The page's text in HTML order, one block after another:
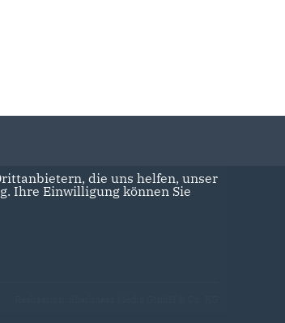
die uns helfen, unser
Ihre Einwilligung können Sie